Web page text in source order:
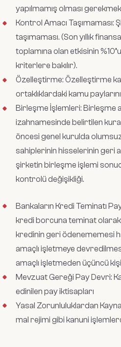
yapılmamış olması
Kontrol Amacı Taşımaması:
taşımaması. (Son yıllık
toplamına olan etkisinin
kriterlere bakılır).
Özelleştirme: Özelleştirme
ortaklıklardaki kamu
Birleşme İşlemleri: Birleşme
izahnamesinde belirtilen
öncesi genel kurulda
sahiplerinin hisselerinin geri
şirketin birleşme işlemi
kontrolü değişikliği.
Bankaların Kredi Teminatı
kredi borcuna teminat
kredinin geri ödenememesi
amaçlı işletmeye
amaçlı işletmeden üçüncü
Mevzuat Gereği Pay Devri:
edinilen pay iktisapları
Yasal Zorunluluklardan
mal rejimi gibi kanuni